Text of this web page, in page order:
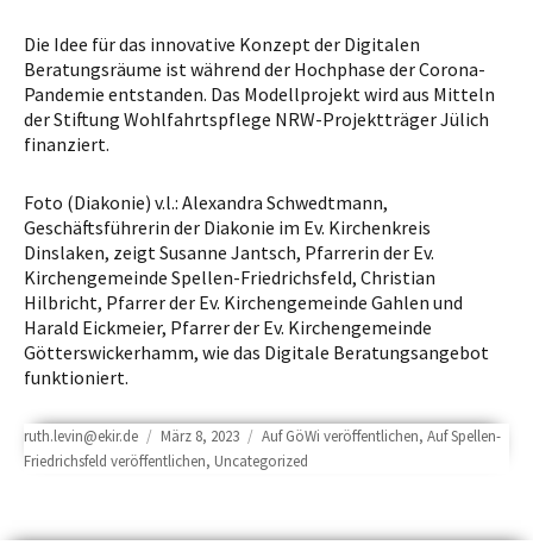
Die Idee für das innovative Konzept der Digitalen
Beratungsräume ist während der Hochphase der Corona-
Pandemie entstanden. Das Modellprojekt wird aus Mitteln
der Stiftung Wohlfahrtspflege NRW-Projektträger Jülich
finanziert.
Foto (Diakonie) v.l.: Alexandra Schwedtmann,
Geschäftsführerin der Diakonie im Ev. Kirchenkreis
Dinslaken, zeigt Susanne Jantsch, Pfarrerin der Ev.
Kirchengemeinde Spellen-Friedrichsfeld, Christian
Hilbricht, Pfarrer der Ev. Kirchengemeinde Gahlen und
Harald Eickmeier, Pfarrer der Ev. Kirchengemeinde
Götterswickerhamm, wie das Digitale Beratungsangebot
funktioniert.
Author
ruth.levin@ekir.de
Posted
on
März 8, 2023 Categories
Auf GöWi veröffentlichen, Auf Spellen-
Friedrichsfeld veröffentlichen, Uncategorized